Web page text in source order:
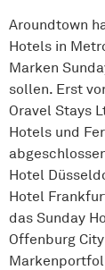
Aroundtown
Hotels in
Marken
sollen. Erst
Oravel Stays
Hotels und
Hotel
Hotel
das Sunday
Offenburg